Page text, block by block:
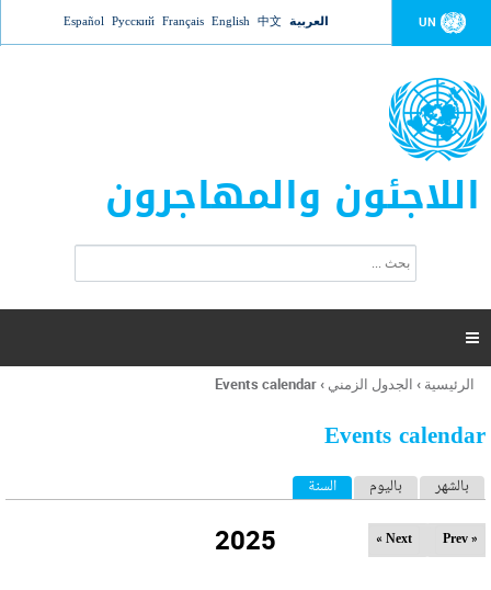
Jump to navigation UN العربية 中文
English
Français
Русский
Español
اللاجئون والمهاجرون
ت
ر
ل
ح
ب

أنت
هنا
الرئيسية › الجدول الزمني ›
Events calendar
Events calendar
ا
ل
ب
بالشهر باليوم السنة (علامة التبويب النشطة)
2025 « Prev
Next »